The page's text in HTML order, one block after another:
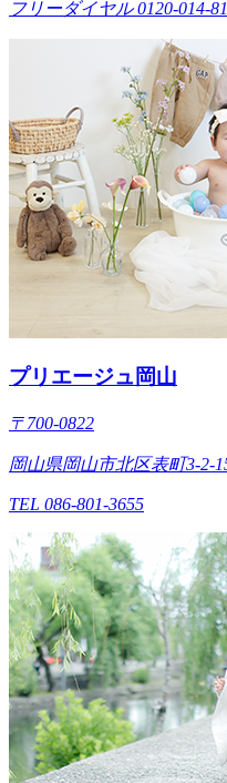
フリーダイヤル 0120-014-
プリエージュ岡山
〒700-0822
岡山県岡山市北区表町3-2-
TEL 086-801-3655